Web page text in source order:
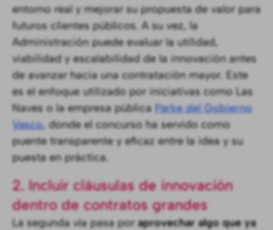
entorno real y mejorar su propuesta de valor para
futuros clientes públicos. A su vez, la
Administración puede evaluar la utilidad,
viabilidad y escalabilidad de la innovación antes
de avanzar hacia una contratación mayor. Este
es el enfoque utilizado por iniciativas como Las
Naves o la empresa pública Parke del Gobierno
Vasco, donde el concurso ha servido como
puente transparente y eficaz entre la idea y su
puesta en práctica.
2. Incluir cláusulas de innovación
dentro de contratos grandes
La segunda vía pasa poraprovechar algo que ya